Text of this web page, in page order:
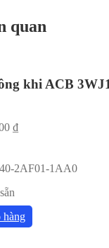
quan
khi ACB
₫
2AF01-1AA0
hàng